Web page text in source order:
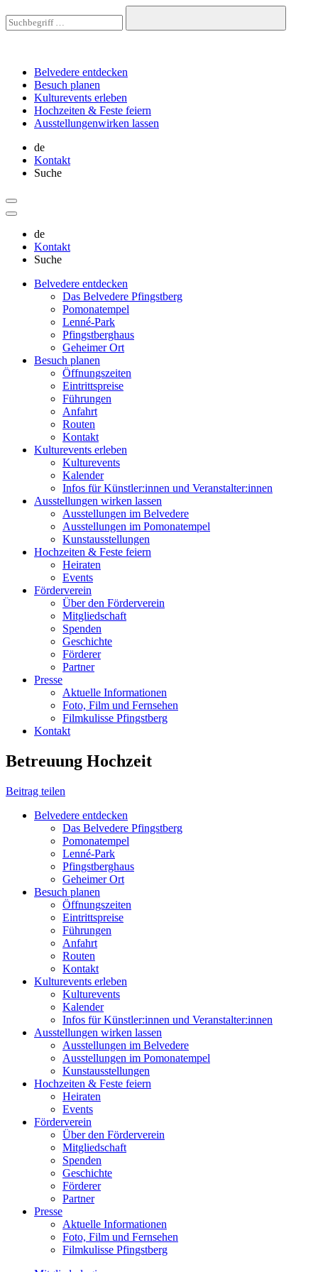
Belvedere entdecken
Besuch planen
Kulturevents erleben
Hochzeiten & Feste feiern
Ausstellungenwirken lassen
de
Kontakt
Suche
de
Kontakt
Suche
Belvedere entdecken
Das Belvedere Pfingstberg
Pomonatempel
Lenné-Park
Pfingstberghaus
Geheimer Ort
Besuch planen
Öffnungszeiten
Eintrittspreise
Führungen
Anfahrt
Routen
Kontakt
Kulturevents erleben
Kulturevents
Kalender
Infos für Künstler:innen und Veranstalter:innen
Ausstellungen wirken lassen
Ausstellungen im Belvedere
Ausstellungen im Pomonatempel
Kunstausstellungen
Hochzeiten & Feste feiern
Heiraten
Events
Förderverein
Über den Förderverein
Mitgliedschaft
Spenden
Geschichte
Förderer
Partner
Presse
Aktuelle Informationen
Foto, Film und Fernsehen
Filmkulisse Pfingstberg
Kontakt
Betreuung Hochzeit
Beitrag teilen
Belvedere entdecken
Das Belvedere Pfingstberg
Pomonatempel
Lenné-Park
Pfingstberghaus
Geheimer Ort
Besuch planen
Öffnungszeiten
Eintrittspreise
Führungen
Anfahrt
Routen
Kontakt
Kulturevents erleben
Kulturevents
Kalender
Infos für Künstler:innen und Veranstalter:innen
Ausstellungen wirken lassen
Ausstellungen im Belvedere
Ausstellungen im Pomonatempel
Kunstausstellungen
Hochzeiten & Feste feiern
Heiraten
Events
Förderverein
Über den Förderverein
Mitgliedschaft
Spenden
Geschichte
Förderer
Partner
Presse
Aktuelle Informationen
Foto, Film und Fernsehen
Filmkulisse Pfingstberg